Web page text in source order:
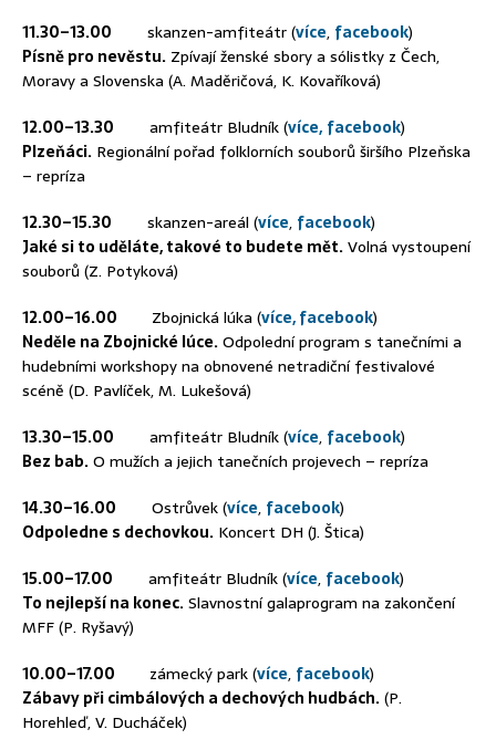
11.30–13.00 skanzen-amfiteátr (více, facebook)
Písně pro nevěstu. Zpívají ženské sbory a sólistky z Čech,
Moravy a Slovenska (A. Maděričová, K. Kovaříková)
12.00–13.30 amfiteátr Bludník (více, facebook)
Plzeňáci. Regionální pořad folklorních souborů širšího Plzeňska
– repríza
12.30–15.30 skanzen-areál (více, facebook)
Jaké si to uděláte, takové to budete mět.Volná vystoupení
souborů (Z. Potyková)
12.00–16.00
Zbojnická lúka (více,facebook)
Neděle na Zbojnické lúce.Odpolední program s tanečními a
hudebními workshopy na obnovené netradiční festivalové
scéně (D. Pavlíček, M. Lukešová)
13.30–15.00 amfiteátr Bludník (více, facebook)
Bez bab.O mužích a jejich tanečních projevech – repríza
14.30–16.00 Ostrůvek (více, facebook)
Odpoledne s dechovkou. Koncert DH (J. Štica)
15.00–17.00 amfiteátr Bludník (více, facebook)
To nejlepší na konec.Slavnostní galaprogram na zakončení
MFF (P. Ryšavý)
10.00–17.00
zámecký park (více, facebook)
Zábavy při cimbálových a dechových hudbách.(P.
Horehleď, V. Ducháček)